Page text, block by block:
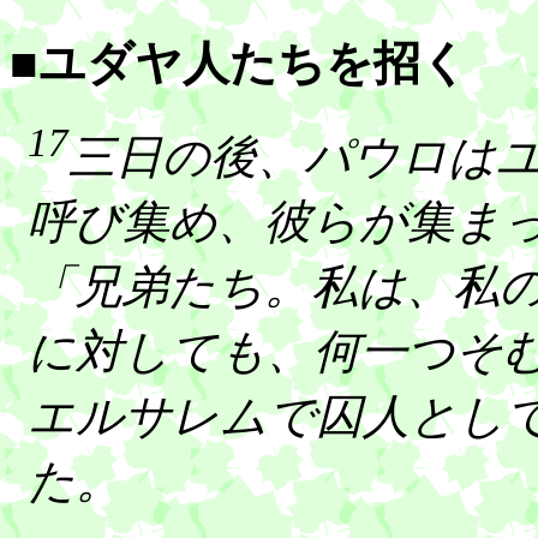
■ユダヤ人たちを招く
17三日の後、パウロは
呼び集め、彼らが集ま
「兄弟たち。私は、私
に対しても、何一つそ
エルサレムで囚人とし
た。